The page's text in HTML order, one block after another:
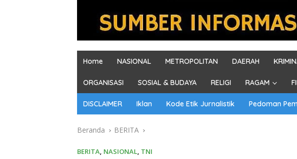
Home NASIONAL METROPOLITAN DAERAH
ORGANISASI SOSIAL & BUDAYA RELIGI RAGAM
DISCLAIMER Iklan Kode Etik Jurnalistik Pedoman
Beranda BERITA
BERITA, NASIONAL, TNI